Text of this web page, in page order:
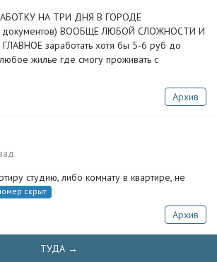
НА ТРИ ДНЯ В ГОРОДЕ
ВООБЩЕ ЛЮБОЙ СЛОЖНОСТИ И
заработать хотя бы 5-6 руб до
любое жилье где смогу проживать с
Архив
студию, либо комнату в квартире, не
скрыт
Архив
ТУДА →